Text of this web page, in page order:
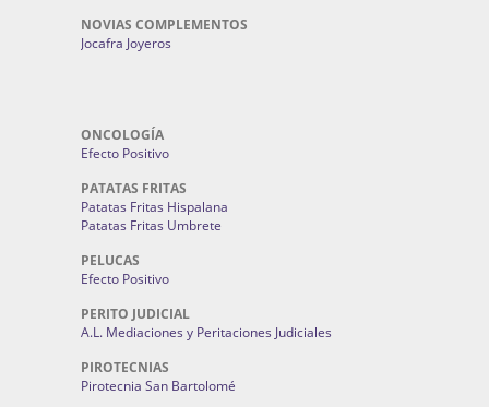
NOVIAS COMPLEMENTOS
Jocafra Joyeros
ONCOLOGÍA
Efecto Positivo
PATATAS FRITAS
Patatas Fritas Hispalana
Patatas Fritas Umbrete
PELUCAS
Efecto Positivo
PERITO JUDICIAL
A.L. Mediaciones y Peritaciones Judiciales
PIROTECNIAS
Pirotecnia San Bartolomé